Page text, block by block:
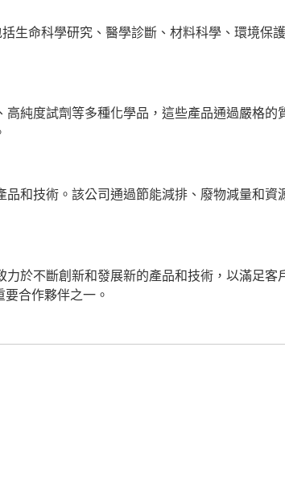
生命科學研究、醫學診斷、材料科學、環境保
純度試劑等多種化學品，這些產品通過嚴格
和技術。該公司通過節能減排、廢物減量和
於不斷創新和發展新的產品和技術，以滿足
合作夥伴之一。